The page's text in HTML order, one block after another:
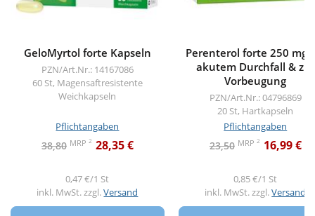
GeloMyrtol forte Kapseln
PZN/Art.Nr.: 14167086
60 St, Magensaftresistente
Weichkapseln
Pflichtangaben
38,80 MRP 2 28,35 €
0,47 €/1 St
inkl. MwSt. zzgl.Versand
Perenterol forte 250 mg
akutem Durchfall & zur
Vorbeugung
PZN/Art.Nr.: 04796869
20 St, Hartkapseln
Pflichtangaben
23,50 MRP 2 16,99 €
0,85 €/1 St
inkl. MwSt. zzgl.Versand